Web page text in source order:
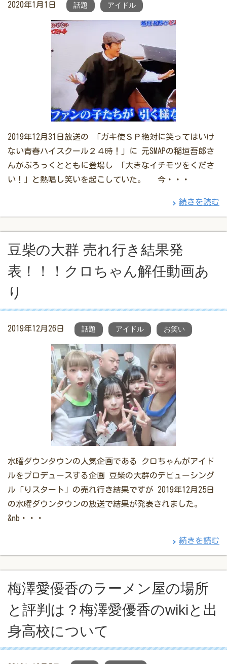
2020年1月1日 話題 アイドル
2019年12月31日放送の 「ガキ使ＳＰ絶対に笑ってはいけ
ない青春ハイスクール２４時！」に 元SMAPの稲垣吾郎さ
んがぶろっくとともに登場し 「大きなイチモツをくださ
い！」と熱唱し笑いを起こしていた。 今・・・
続きを読む
豆柴の大群 売れ行き結果発
表！！！クロちゃん解任動画あ
り
2019年12月26日 話題 アイドル お笑い
水曜ダウンタウンの人気企画である クロちゃんがアイド
ルをプロデュースする企画 豆柴の大群のデビューシング
ル「りスタート」の売れ行き結果ですが 2019年12月25日
の水曜ダウンタウンの放送で結果が発表されました。
&nb・・・
続きを読む
梅澤愛優香のラーメン屋の場所
と評判は？梅澤愛優香のwikiと出
身高校について